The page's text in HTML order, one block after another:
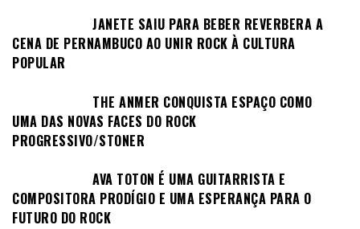
JANETE SAIU PARA BEBER REVERBERA A
CENA DE PERNAMBUCO AO UNIR ROCK À CULTURA
POPULAR
THE ANMER CONQUISTA ESPAÇO COMO
UMA DAS NOVAS FACES DO ROCK
PROGRESSIVO/STONER
AVA TOTON É UMA GUITARRISTA E
COMPOSITORA PRODÍGIO E UMA ESPERANÇA PARA O
FUTURO DO ROCK